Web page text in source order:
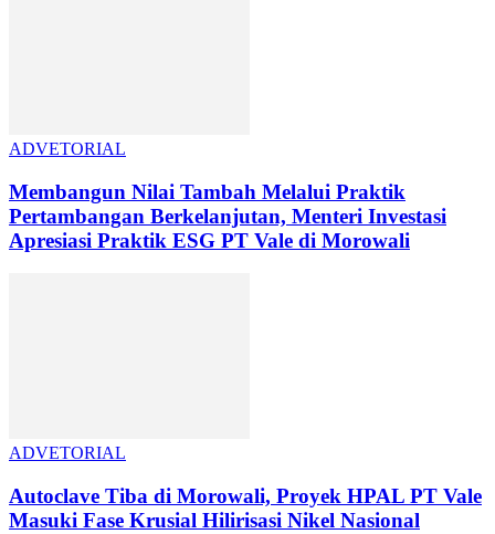
ADVETORIAL
Membangun Nilai Tambah Melalui Praktik
Pertambangan Berkelanjutan, Menteri Investasi
Apresiasi Praktik ESG PT Vale di Morowali
ADVETORIAL
Autoclave Tiba di Morowali, Proyek HPAL PT Vale
Masuki Fase Krusial Hilirisasi Nikel Nasional